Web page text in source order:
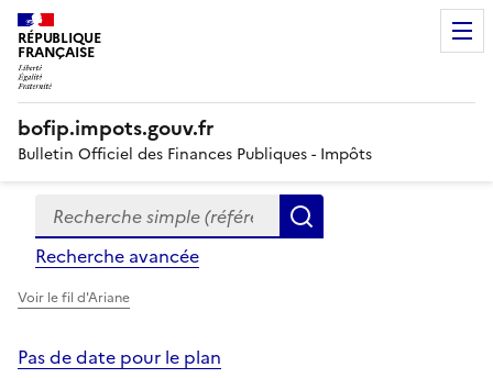
RÉPUBLIQUE
FRANÇAISE
bofip.impots.gouv.fr
Bulletin Officiel des Finances Publiques - Impôts
Formulaire
de
recherche
Recherche simple (références, mots clés, partie du
Recherche avancée
Voir le fil d'Ariane
Pas de date pour le plan